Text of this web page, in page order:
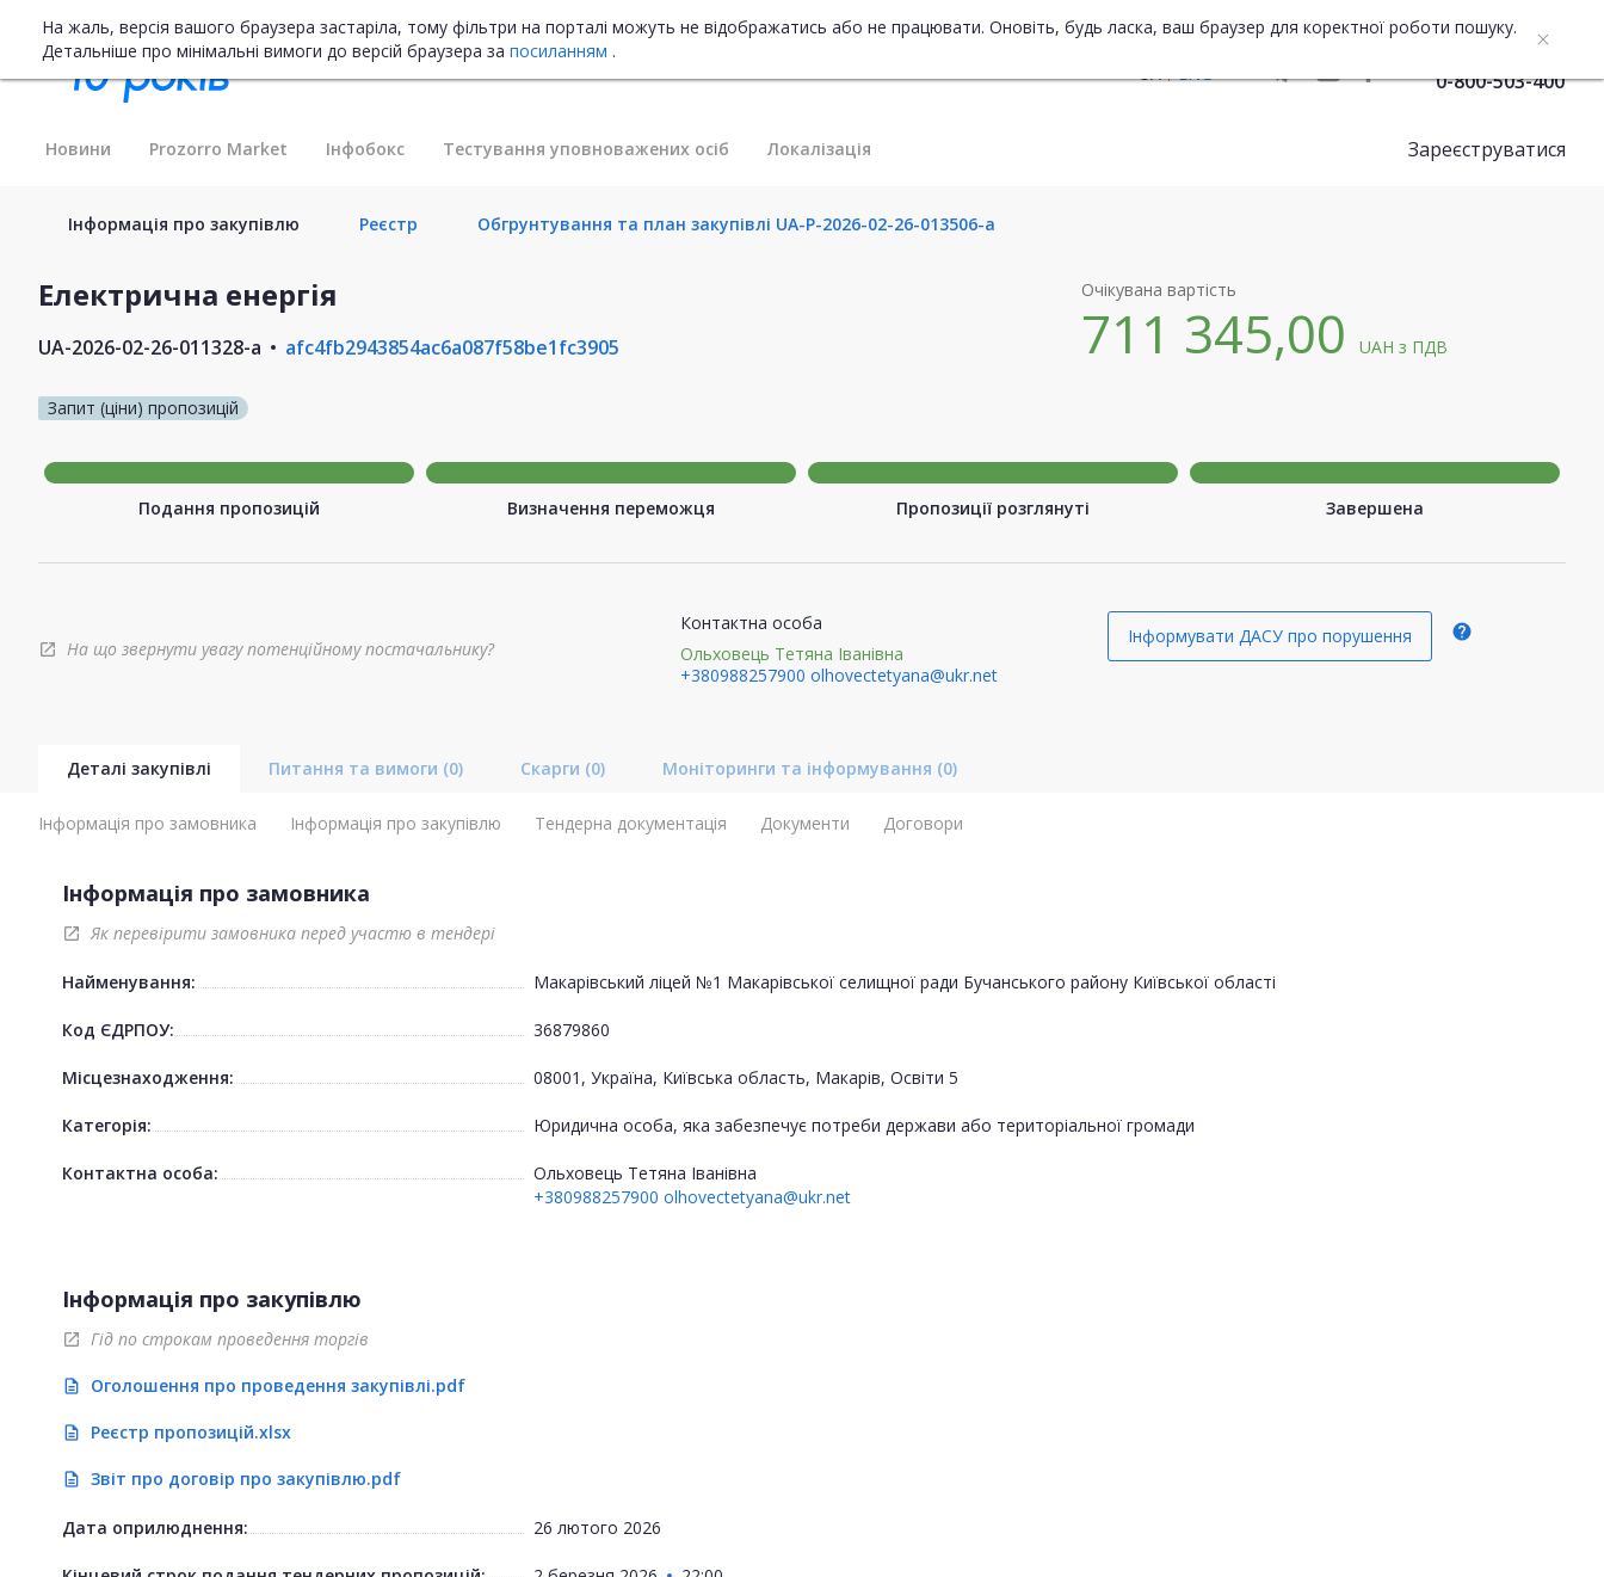
На жаль, версія вашого браузера застаріла, тому фільтри на порталі можуть не відображатись або не працювати. Оновіть, будь ласка, ваш браузер для коректної роботи пошуку.
Детальніше про мінімальні вимоги до версій браузера за посиланням .
UA
ENG 0-800-503-400
Новини Prozorro Market Інфобокс Тестування уповноважених осіб Локалізація Зареєструватися
Інформація про закупівлю Реєстр Обгрунтування та план закупівлі UA-P-2026-02-26-013506-a
Електрична енергія
UA-2026-02-26-011328-a afc4fb2943854ac6a087f58be1fc3905
Запит (ціни) пропозицій
Очікувана вартість
711 345,00UAHз ПДВ
Подання пропозицій Визначення переможця Пропозиції розглянуті Завершена
open_in_new На що звернути увагу потенційному постачальнику?
Контактна особа
Ольховець Тетяна Іванівна
+380988257900 olhovectetyana@ukr.net
Інформувати ДАСУ про порушення help
Деталі закупівлі Питання та вимоги (0) Скарги (0) Моніторинги та інформування (0)
Інформація про замовника Інформація про закупівлю Тендерна документація Документи Договори
Інформація про замовника
open_in_new Як перевірити замовника перед участю в тендері
Найменування: Макарівський ліцей №1 Макарівської селищної ради Бучанського району Київської області
Код ЄДРПОУ: 36879860
Місцезнаходження: 08001, Україна, Київська область, Макарів, Освіти 5
Категорія: Юридична особа, яка забезпечує потреби держави або територіальної громади
Контактна особа:
Ольховець Тетяна Іванівна
+380988257900 olhovectetyana@ukr.net
Інформація про закупівлю
open_in_new Гід по строкам проведення торгів
description Оголошення про проведення закупівлі.pdf
description Реєстр пропозицій.xlsx
description Звіт про договір про закупівлю.pdf
Дата оприлюднення: 26 лютого 2026